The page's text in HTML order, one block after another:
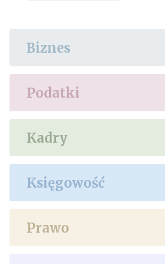
Biznes
Podatki
Kadry
Księgowość
Prawo